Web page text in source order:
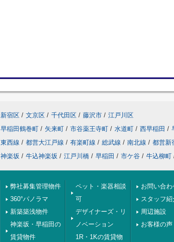
新宿区 / 文京区 / 千代田区 / 藤沢市 / 江戸川区
早稲田鶴巻町 / 矢来町 / 市谷薬王寺町 / 水道町 / 西早稲田 /
東西線 / 都営大江戸線 / 有楽町線 / 総武線 / 南北線 / 都営新
神楽坂 / 牛込神楽坂 / 江戸川橋 / 早稲田 / 市ケ谷 / 牛込柳町
弊社募集管理物件
360°パノラマ
新築築浅物件
神楽坂・早稲田の
賃貸物件
ペット・楽器相談
可
デザイナーズ・リ
ノベーション
1R・1Kの賃貸物
お問い合わ
スタッフ紹
周辺施設
お客様の声